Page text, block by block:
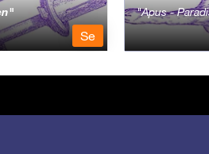
Se
Apus -